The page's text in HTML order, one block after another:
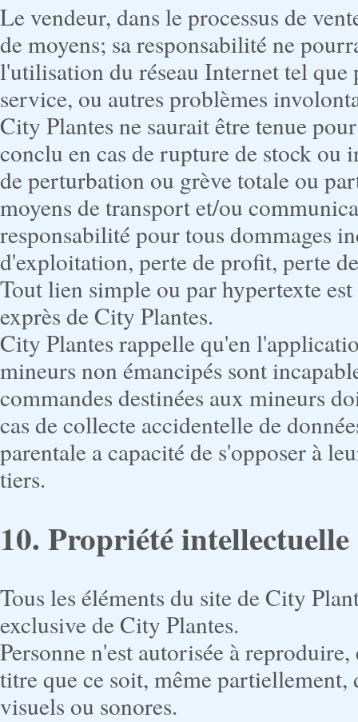
Le vendeur, dans le processus de
de moyens; sa responsabilité ne
l'utilisation du réseau Internet tel
service, ou autres problèmes
City Plantes ne saurait être tenue
conclu en cas de rupture de stock
de perturbation ou grève totale ou
moyens de transport et/ou
responsabilité pour tous dommages
d'exploitation, perte de profit, perte
Tout lien simple ou par hypertexte
exprès de City Plantes.
City Plantes rappelle qu'en
mineurs non émancipés sont
commandes destinées aux mineurs
cas de collecte accidentelle de
parentale a capacité de s'opposer à
tiers.
10. Propriété intellectuelle
Tous les éléments du site de City
exclusive de City Plantes.
Personne n'est autorisée à
titre que ce soit, même
visuels ou sonores.